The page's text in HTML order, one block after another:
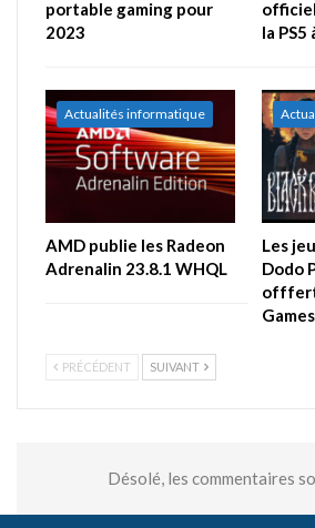
portable gaming pour
2023
la PS5
Actualités informatique
AMD publie les Radeon
Adrenalin 23.8.1 WHQL
Les
Dodo
PRÉCÉDENT SUIVANT
Désolé, les commentaires